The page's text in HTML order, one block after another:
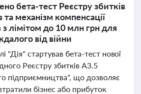
бета-тест Реєстру збитків
та механізм компенсації
з лімітом до 10 млн грн для
від війни
"Дія" стартував бета-тест нової
Реєстру збитків A3.5
підприємництва", що дозволяє
бізнес або прибуток